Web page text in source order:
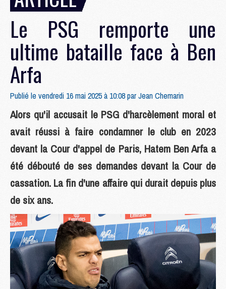
Le PSG remporte une
ultime bataille face à Ben
Arfa
Publié le vendredi 16 mai 2025 à 10:08 parJean Chemarin
Alors qu'il accusait le PSG d'harcèlement moral et
avait réussi à faire condamner le club en 2023
devant la Cour d'appel de Paris, Hatem Ben Arfa a
été débouté de ses demandes devant la Cour de
cassation. La fin d'une affaire qui durait depuis plus
de six ans.